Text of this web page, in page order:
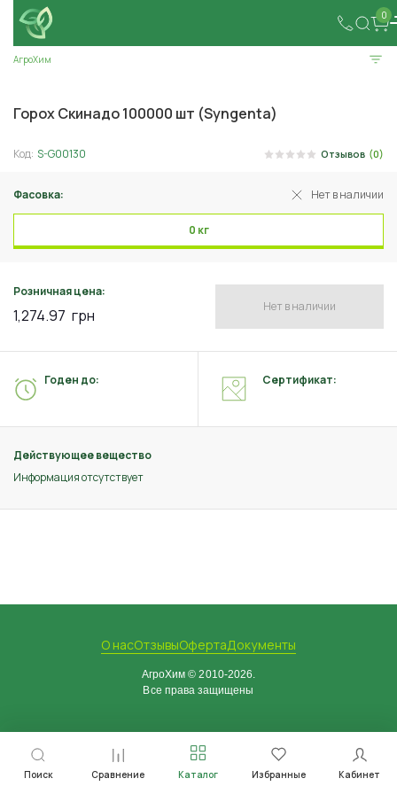
0
Поиск Сравнение Каталог Избранные Кабинет
АгроХим
Горох Скинадо 100000 шт (Syngenta)
Код: S-G00130 Отзывов (0)
Фасовка: Нет в наличии
0 кг
Розничная цена:
1,274.97 грн Нет в наличии
Действующее вещество
Информация отсутствует
Годен до: Сертификат:
О насОтзывыОфертаДокументы
АгроХим © 2010-2026.
Все права защищены